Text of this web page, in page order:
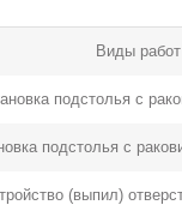
Виды работ
подстолья с
подстолья с
(выпил)